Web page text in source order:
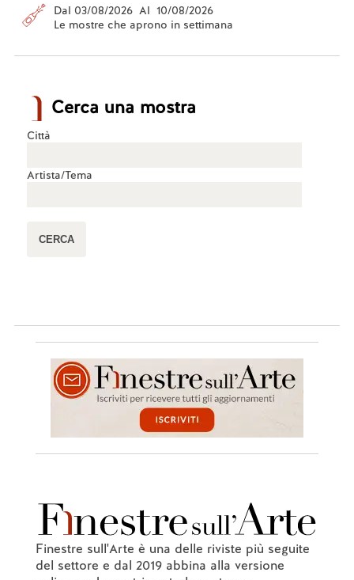
Dal 03/08/2026 Al 10/08/2026
Le mostre che aprono in settimana
Cerca una mostra
Città
Artista/Tema
Finestre sull'Arte è una delle riviste più seguite
del settore e dal 2019 abbina alla versione